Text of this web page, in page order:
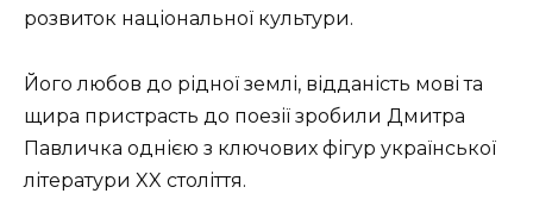
розвиток національної культури.
Його любов до рідної землі, відданість мові та
щира пристрасть до поезії зробили Дмитра
Павличка однією з ключових фігур української
літератури XX століття.